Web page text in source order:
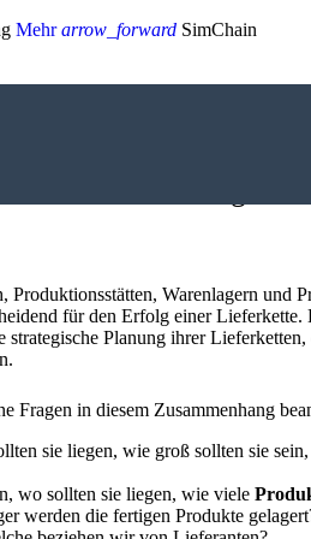
Mehrarrow_forward SimChain
Warenlagern und
für den Erfolg einer
Planung ihrer
Fragen in diesem Zusammenhang
sie liegen, wie groß sollten sie
wo sollten sie liegen, wie viele
werden die fertigen Produkte